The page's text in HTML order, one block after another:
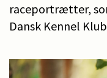
raceportrætter,
Dansk Kennel